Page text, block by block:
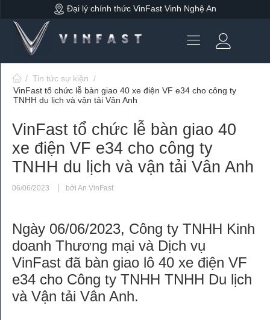
Đại lý chính thức VinFast Vinh Nghệ An
/ Tin tức sự kiện /
VinFast tổ chức lễ bàn giao 40 xe điện VF e34 cho công ty
TNHH du lịch và vận tải Vân Anh
VinFast tổ chức lễ bàn giao 40
xe điện VF e34 cho công ty
TNHH du lịch và vận tải Vân Anh
06/06/2023 bởi An VinFast
Ngày 06/06/2023, Công ty TNHH Kinh
doanh Thương mại và Dịch vụ
VinFast đã bàn giao lô 40 xe điện VF
e34 cho Công ty TNHH TNHH Du lịch
và Vận tải Vân Anh.